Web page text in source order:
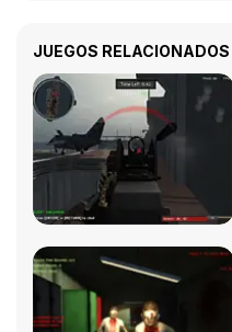
JUEGOS RELACIONADOS